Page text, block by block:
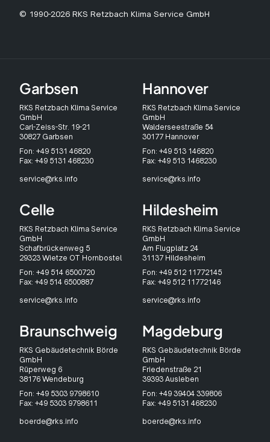
© 1990-2026 RKS Retzbach Klima Service GmbH
Garbsen
RKS Retzbach Klima Service
GmbH
Carl-Zeiss-Str. 19-21
30827 Garbsen
Fon: +49 5131 46820
Fax: +49 5131 468230
service@rks.info
Hannover
RKS Retzbach Klima Service
GmbH
Walderseestraße 54
30177 Hannover
Fon: +49 513 146820
Fax: +49 513 1468230
service@rks.info
Celle
RKS Retzbach Klima Service
GmbH
Schafbrückenweg 5
29323 Wietze OT Hornbostel
Fon: +49 514 6500720
Fax: +49 514 6500887
service@rks.info
Hildesheim
RKS Retzbach Klima Service
GmbH
Am Flugplatz 24
31137 Hildesheim
Fon: +49 512 11772145
Fax: +49 512 11772146
service@rks.info
Braunschweig
RKS Gebäudetechnik Börde
GmbH
Rüperweg 6
38176 Wendeburg
Fon: +49 5303 9798610
Fax: +49 5303 9798611
boerde@rks.info
Magdeburg
RKS Gebäudetechnik Börde
GmbH
Friedenstraße 21
39393 Ausleben
Fon: +49 39404 339806
Fax: +49 5131 468230
boerde@rks.info